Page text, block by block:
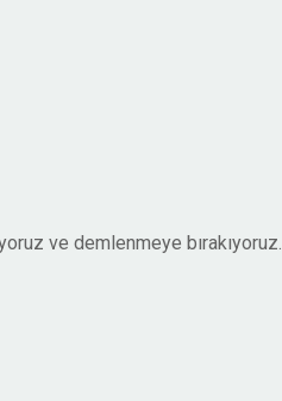
ve demlenmeye bırakıyoruz.